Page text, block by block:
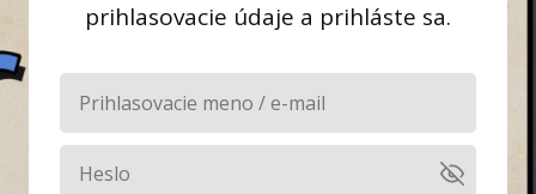
prihlasovacie údaje a prihláste sa.